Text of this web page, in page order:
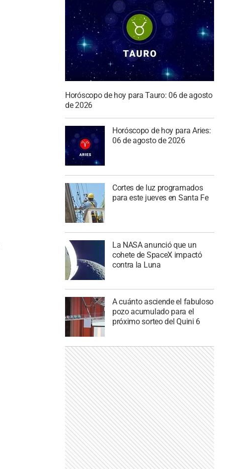
Horóscopo de hoy para Tauro: 06 de agosto
de 2026
Horóscopo de hoy para Aries:
06 de agosto de 2026
Cortes de luz programados
para este jueves en Santa Fe
La NASA anunció que un
cohete de SpaceX impactó
contra la Luna
A cuánto asciende el fabuloso
pozo acumulado para el
próximo sorteo del Quini 6